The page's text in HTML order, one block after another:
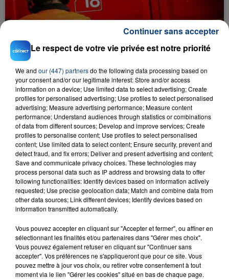
23 juillet 2026
INCENDIE MORTEL À LENS : UNE FEMME ET
SON BÉBÉ ENTRE LA VIE ET LA...
Un homme s'est immolé par le feu après avoir
aspergé sa compagne et leur bébé de trois mois
d'un liquide inflammable.
20 juillet 2026
UNE ADOLESCENTE DEVANT SE FAIRE
OPÉRER DE LA CHEVILLE RESSORT DE LA...
La famille a porté plainte contre la clinique qui a
excuses.
TITRES DIFFUSÉS
14h18
14h18 14h16
14h16
Le respect de votre vie privée est notre priorité
We and our (447) partnersdo the following data processing based on
your consent and/or our legitimate interest: Store and/or access
information on a device; Use limited data to select advertising; Create
profiles for personalised advertising; Use profiles to select personalised
advertising; Measure advertising performance; Measure content
performance; Understand audiences through statistics or combinations
of data from different sources; Develop and improve services; Create
profiles to personalise content; Use profiles to select personalised
content; Use limited data to select content; Ensure security, prevent and
detect fraud, and fix errors; Deliver and present advertising and content;
Save and communicate privacy choices. These technologies may
process personal data such as IP address and browsing data to offer
following functionalities: Identify devices based on information actively
requested; Use precise geolocation data; Match and combine data from
other data sources; Link different devices; Identify devices based on
information transmitted automatically.
Vous pouvez accepter en cliquant sur "Accepter et fermer", ou affiner en
sélectionnant les finalités et/ou partenaires dans "Gérer mes choix".
Vous pouvez également refuser en cliquant sur "Continuer sans
accepter". Vos préférences ne s'appliqueront que pour ce site. Vous
pouvez mettre à jour vos choix, ou retirer votre consentement à tout
moment via le lien "Gérer les cookies" situé en bas de chaque page.
Continuer sans accepter